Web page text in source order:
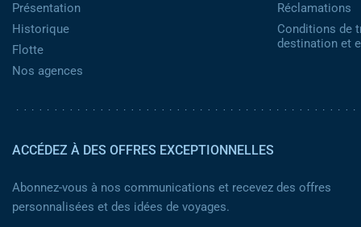
Présentation
Historique
Flotte
Nos agences
Réclamations
Conditions de
destination et
ACCÉDEZ À DES OFFRES EXCEPTIONNELLES
Abonnez-vous à nos communications et recevez des offres
personnalisées et des idées de voyages.